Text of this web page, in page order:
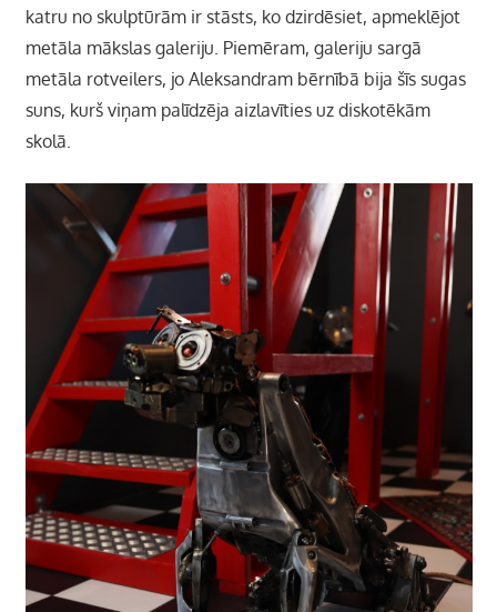
katru no skulptūrām ir stāsts, ko dzirdēsiet, apmeklējot
metāla mākslas galeriju. Piemēram, galeriju sargā
metāla rotveilers, jo Aleksandram bērnībā bija šīs sugas
suns, kurš viņam palīdzēja aizlavīties uz diskotēkām
skolā.